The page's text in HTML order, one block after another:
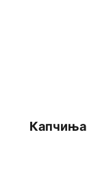
Капчиња